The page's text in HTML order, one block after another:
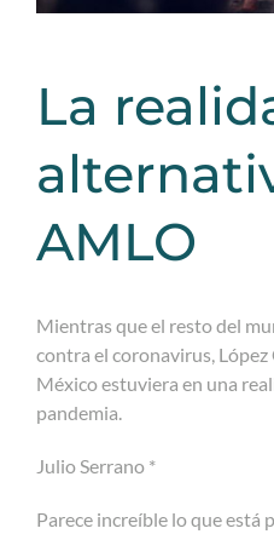
La
AMLO
Mientras que el resto del
contra el coronavirus,
México estuviera en una
pandemia.
Julio Serrano *
Parece increíble lo que está